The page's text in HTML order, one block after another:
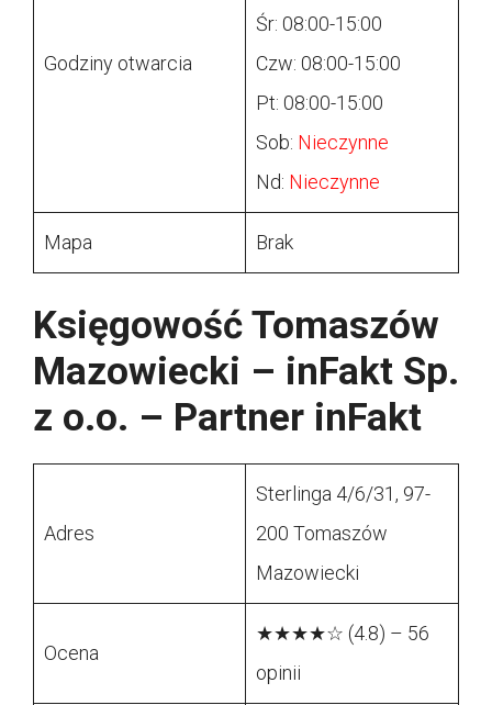
Godziny otwarcia
Śr: 08:00-15:00
Czw: 08:00-15:00
Pt: 08:00-15:00
Sob: Nieczynne
Nd: Nieczynne
Mapa Brak
Księgowość Tomaszów
Mazowiecki – inFakt Sp.
z o.o. – Partner inFakt
Adres
Sterlinga 4/6/31, 97-
200 Tomaszów
Mazowiecki
Ocena
★★★★☆ (4.8) – 56
opinii